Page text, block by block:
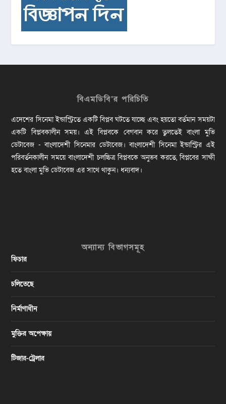
বিএমডিবি’র পরিচিতি
এদেশের সিনেমা ইন্ডাস্ট্রিতে একটি বিপ্লব ঘটতে যাচ্ছে এবং হয়তো বর্তমান সময়টা
একটি বিপ্লবকালীন সময়। এই বিপ্লবকে বেগবান করে তুলতেই বাংলা মুভি
ডেটাবেজ - বাংলাদেশী সিনেমার ডেটাবেজ। বাংলাদেশী সিনেমা ইন্ডাস্ট্রির এই
পরিবর্তনকালীন সময়ে বাংলাদেশী চলচ্চিত্র বিপ্লবকে অনুভব করতে, বিপ্লবের সাক্ষী
হতে বাংলা মুভি ডেটাবেজ এর সাথে থাকুন। ধন্যবাদ।
অন্যান্য বিভাগসমূহ
ফিচার
চলিতেছে
নির্মাণাধীন
মুক্তির অপেক্ষায়
টিজার-ট্রেলার